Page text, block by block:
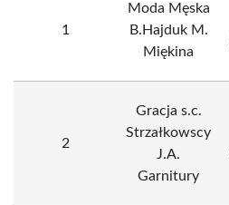
1
Moda Męska
B.Hajduk M.
Miękina
2
Gracja s.c.
Strzałkowscy
J.A.
Garnitury